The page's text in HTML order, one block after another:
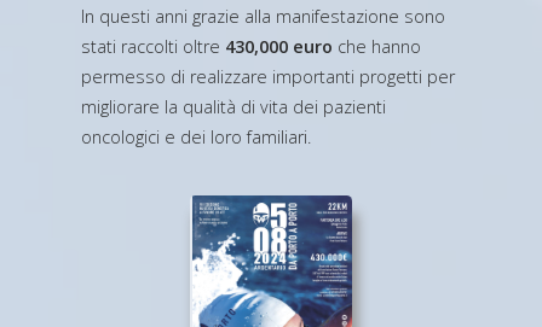
In questi anni grazie alla manifestazione sono
stati raccolti oltre 430,000 euro che hanno
permesso di realizzare importanti progetti per
migliorare la qualità di vita dei pazienti
oncologici e dei loro familiari.